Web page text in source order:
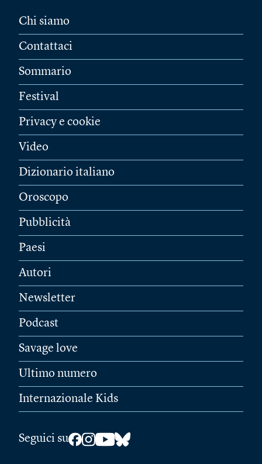
Chi siamo
Contattaci
Sommario
Festival
Privacy e cookie
Video
Dizionario italiano
Oroscopo
Pubblicità
Paesi
Autori
Newsletter
Podcast
Savage love
Ultimo numero
Internazionale Kids
Seguici su